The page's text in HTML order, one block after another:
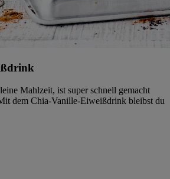
Mahlzeit, ist super schnell gemacht
dem Chia-Vanille-Eiweißdrink bleibst du